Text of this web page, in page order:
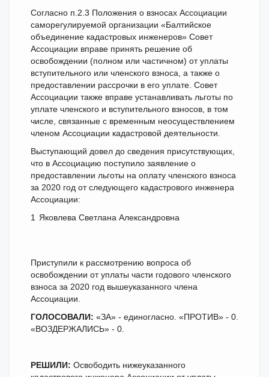
Согласно п.2.3 Положения о взносах Ассоциации
саморегулируемой организации «Балтийское
объединение кадастровых инженеров» Совет
Ассоциации вправе принять решение об
освобождении (полном или частичном) от уплаты
вступительного или членского взноса, а также о
предоставлении рассрочки в его уплате. Совет
Ассоциации также вправе устанавливать льготы по
уплате членского и вступительного взносов, в том
числе, связанные с временным неосуществлением
членом Ассоциации кадастровой деятельности.
Выступающий довел до сведения присутствующих,
что в Ассоциацию поступило заявление о
предоставлении льготы на оплату членского взноса
за 2020 год от следующего кадастрового инженера
Ассоциации:
1
Яковлева Светлана Александровна
Приступили к рассмотрению вопроса об
освобождении от уплаты части годового членского
взноса за 2020 год вышеуказанного члена
Ассоциации.
ГОЛОСОВАЛИ: «ЗА» - единогласно. «ПРОТИВ» - 0.
«ВОЗДЕРЖАЛИСЬ» - 0.
РЕШИЛИ: Освободить нижеуказанного